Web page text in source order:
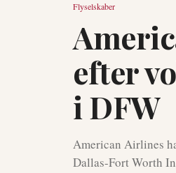
Flyselskaber
efter
i DFW
American Airlines
Dallas-Fort Worth